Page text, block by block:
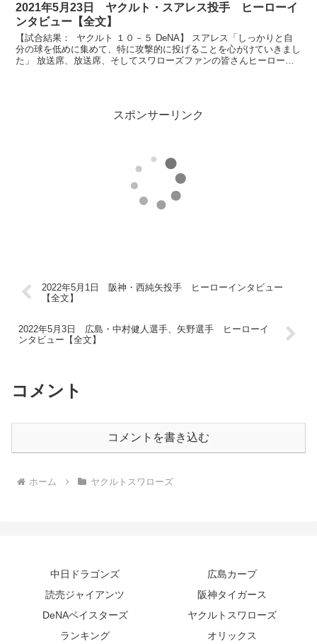
2021年5月23日 ヤクルト・スアレス投手 ヒーローイ
ンタビュー【全文】
【試合結果： ヤクルト １０－５ DeNA】 スアレス「しっかりと自
分の球を低めに集めて、特に攻撃的に投げることを心がけていきまし
た」 放送席、放送席、そしてスワローズファンの皆さんヒーローイ
スポンサーリンク
2022年5月1日 阪神・西純矢投手 ヒーローインタビュー
【全文】
2022年5月3日 広島・中村健人選手、矢野選手 ヒーローイ
ンタビュー【全文】
コメント
コメントを書き込む
ホーム ヤクルトスワローズ
中日ドラゴンズ
広島カープ
読売ジャイアンツ
阪神タイガース
DeNAベイスターズ
ヤクルトスワローズ
ランキング
オリックス